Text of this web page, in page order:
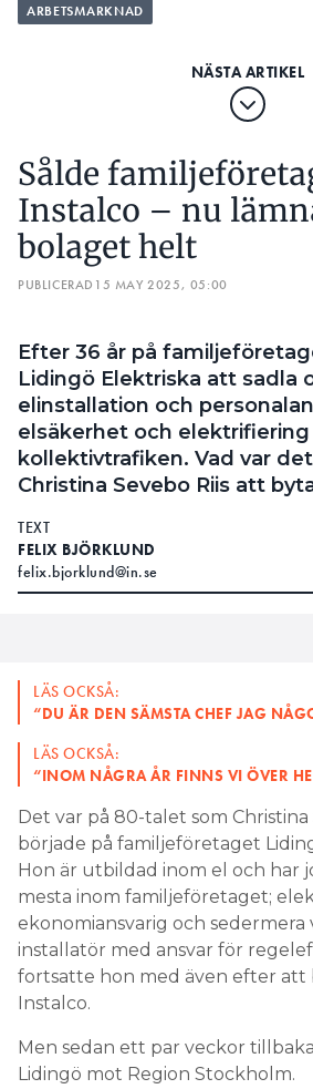
ARBETSMARKNAD
Sålde
Instalco – nu
bolaget helt
PUBLICERAD 15 MAY 2025, 05:00
Efter 36 år på
Lidingö Elektriska att sadla
elinstallation och
elsäkerhet och elektrifiering
kollektivtrafiken. Vad var
Christina Sevebo Riis att
TEXT
FELIX BJÖRKLUND
felix.bjorklund@in.se
LÄS OCKSÅ:
“DU ÄR DEN SÄMSTA CHEF JAG
LÄS OCKSÅ:
“INOM NÅGRA ÅR FINNS VI ÖVER
Det var på 80-talet som Christina
började på familjeföretaget
Hon är utbildad inom el och har
mesta inom familjeföretaget;
ekonomiansvarig och sedermera
installatör med ansvar för
fortsatte hon med även efter att
Instalco.
Men sedan ett par veckor
Lidingö mot Region Stockholm.